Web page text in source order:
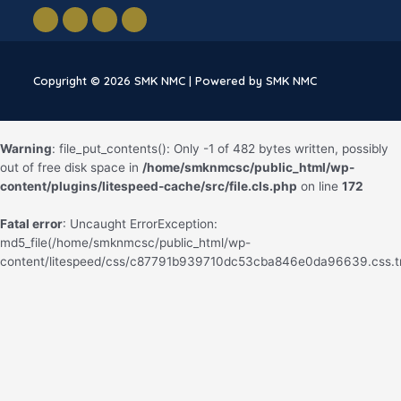
Peningkatan kualitas dan kuantitas sarana-prana
disesuaikan dengan kebutuhan perkembangan
Copyright © 2026 SMK NMC | Powered by SMK NMC
Warning: file_put_contents(): Only -1 of 482 bytes written, possibly
out of free disk space in /home/smknmcsc/public_html/wp-
content/plugins/litespeed-cache/src/file.cls.php on line 172
Fatal error: Uncaught ErrorException:
md5_file(/home/smknmcsc/public_html/wp-
content/litespeed/css/